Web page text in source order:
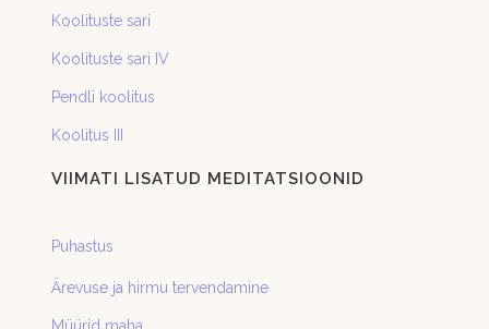
Koolituste sari
Koolituste sari IV
Pendli koolitus
Koolitus III
VIIMATI LISATUD MEDITATSIOONID
Puhastus
Ärevuse ja hirmu tervendamine